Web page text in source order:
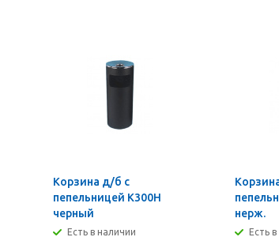
Корзина д/б с
пепельницей К300Н
черный
Есть в наличии
нерж.
Есть